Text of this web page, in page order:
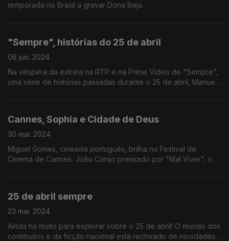
temporada no Brasil a gravar Dona Beja.
"Sempre", histórias do 25 de abril
06 jun. 2024
Na véspera da estreia na RTP e na Prime Video de "Sempre",
uma série de histórias passadas durante o 25 de abril, Manuel
Cannes, Sophia e Cidade de Deus
30 mai. 2024
Miguel Gomes, cineasta português, brilha no Festival de
Cinema de Cannes. João Canijo premiado por "Mal Viver", nos
25 de abril sempre
23 mai. 2024
Ainda há muito para explorar sobre o 25 de abril! O mundo dos
contéudos e da ficção nacional está recheado de novidades